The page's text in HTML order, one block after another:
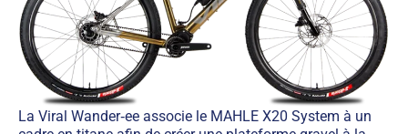
La Viral Wander‑ee associe le MAHLE X20 System à un